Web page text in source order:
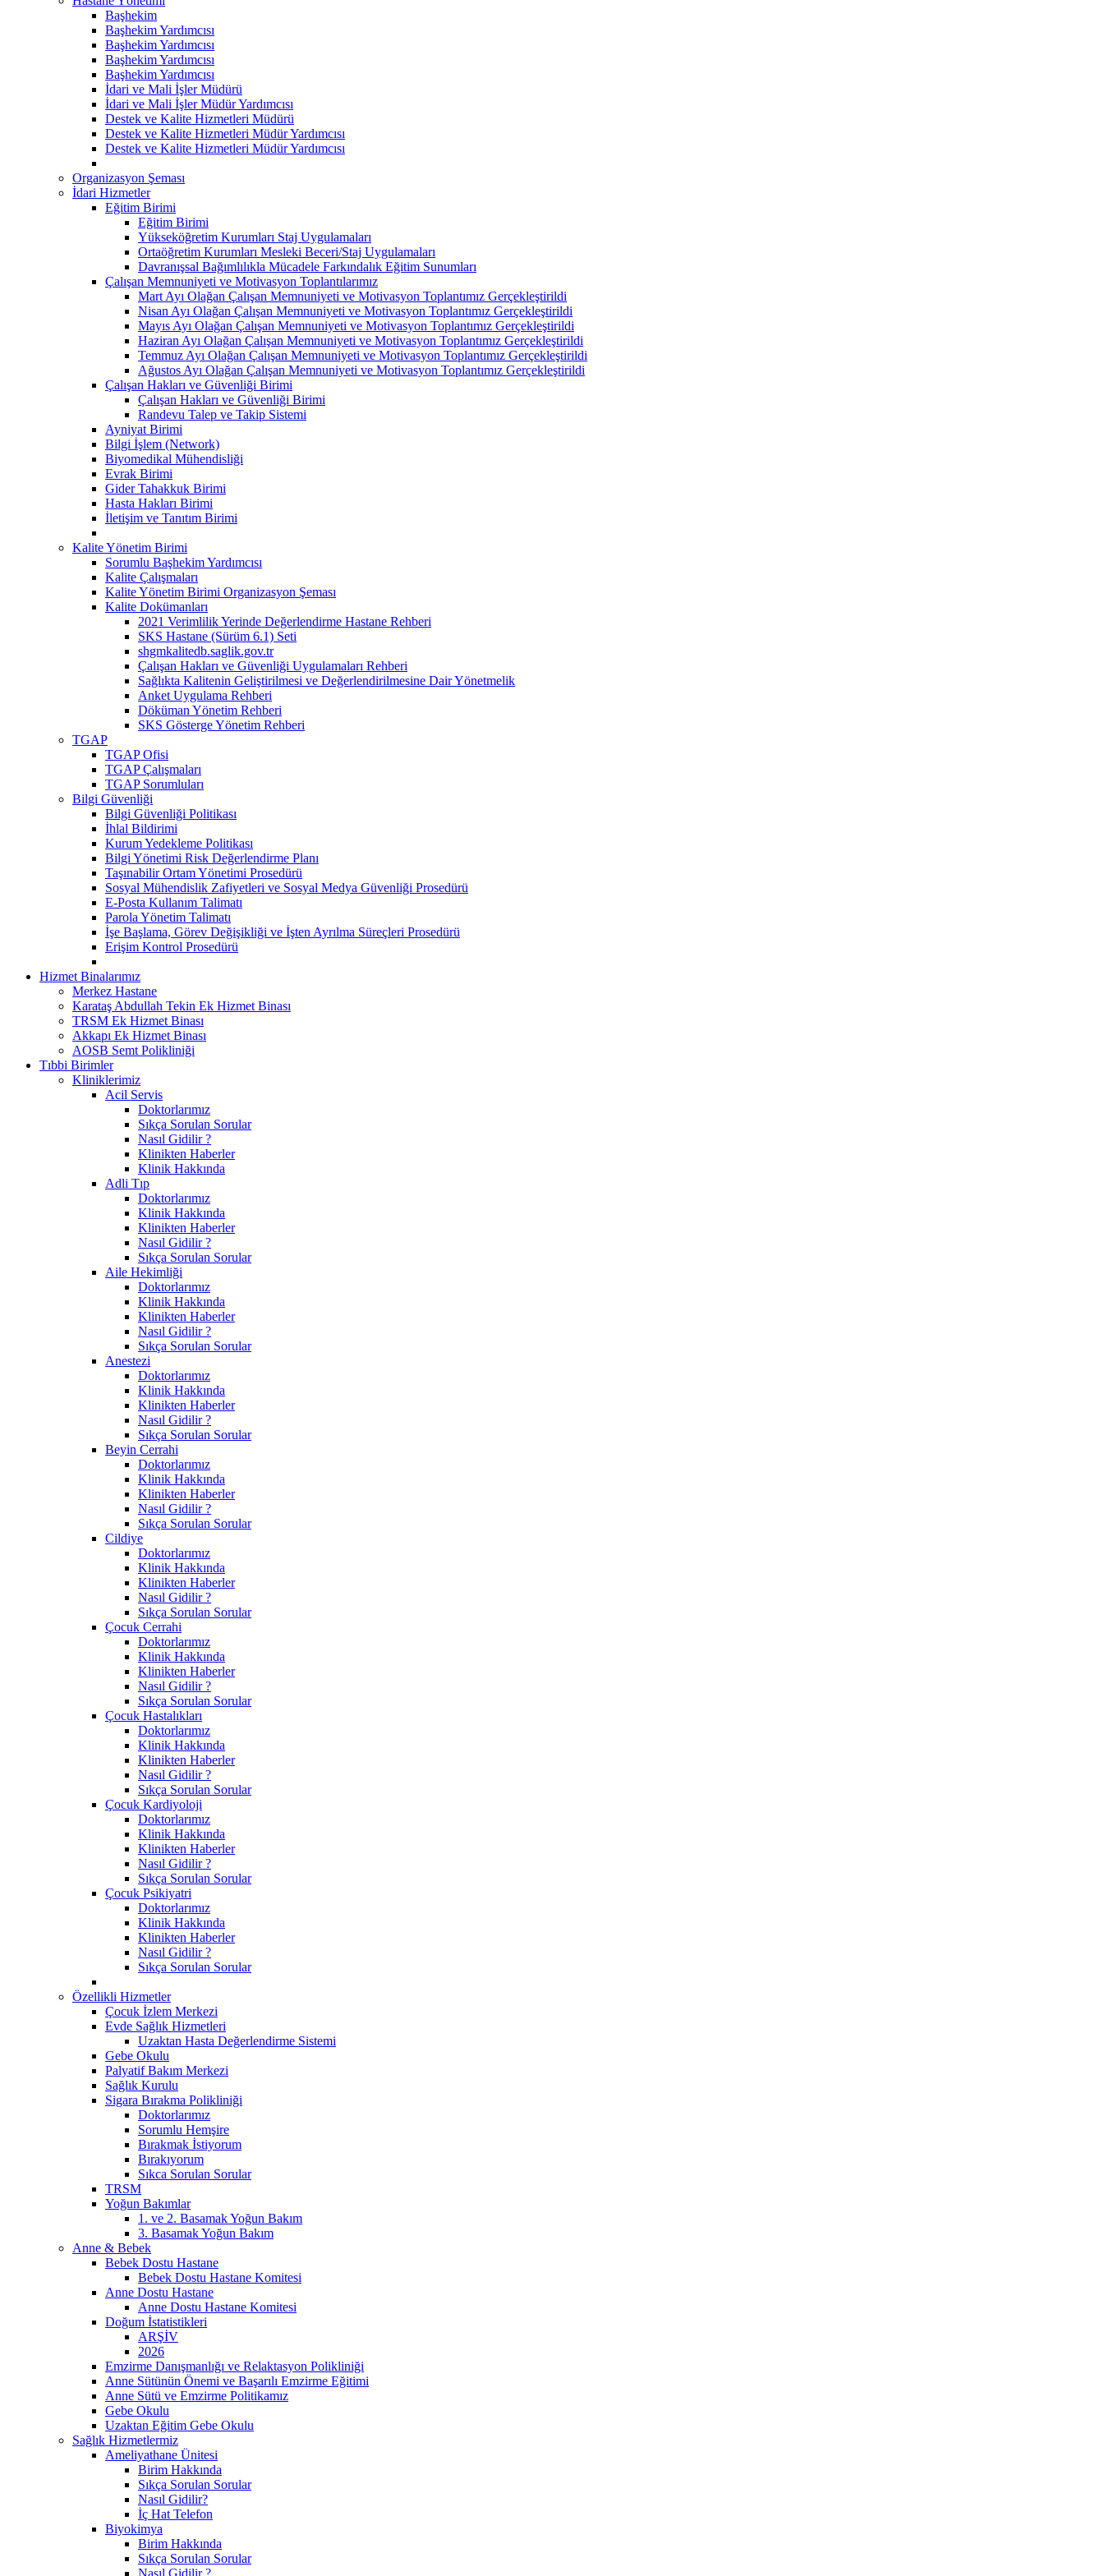
Başhekim
Başhekim Yardımcısı
Başhekim Yardımcısı
Başhekim Yardımcısı
Başhekim Yardımcısı
İdari ve Mali İşler Müdürü
İdari ve Mali İşler Müdür Yardımcısı
Destek ve Kalite Hizmetleri Müdürü
Destek ve Kalite Hizmetleri Müdür Yardımcısı
Destek ve Kalite Hizmetleri Müdür Yardımcısı
Organizasyon Şeması
İdari Hizmetler
Eğitim Birimi
Eğitim Birimi
Yükseköğretim Kurumları Staj Uygulamaları
Ortaöğretim Kurumları Mesleki Beceri/Staj Uygulamaları
Davranışsal Bağımlılıkla Mücadele Farkındalık Eğitim Sunumları
Çalışan Memnuniyeti ve Motivasyon Toplantılarımız
Mart Ayı Olağan Çalışan Memnuniyeti ve Motivasyon Toplantımız Gerçekleştirildi
Nisan Ayı Olağan Çalışan Memnuniyeti ve Motivasyon Toplantımız Gerçekleştirildi
Mayıs Ayı Olağan Çalışan Memnuniyeti ve Motivasyon Toplantımız Gerçekleştirildi
Haziran Ayı Olağan Çalışan Memnuniyeti ve Motivasyon Toplantımız Gerçekleştirildi
Temmuz Ayı Olağan Çalışan Memnuniyeti ve Motivasyon Toplantımız Gerçekleştirildi
Ağustos Ayı Olağan Çalışan Memnuniyeti ve Motivasyon Toplantımız Gerçekleştirildi
Çalışan Hakları ve Güvenliği Birimi
Çalışan Hakları ve Güvenliği Birimi
Randevu Talep ve Takip Sistemi
Ayniyat Birimi
Bilgi İşlem (Network)
Biyomedikal Mühendisliği
Evrak Birimi
Gider Tahakkuk Birimi
Hasta Hakları Birimi
İletişim ve Tanıtım Birimi
Kalite Yönetim Birimi
Sorumlu Başhekim Yardımcısı
Kalite Çalışmaları
Kalite Yönetim Birimi Organizasyon Şeması
Kalite Dokümanları
2021 Verimlilik Yerinde Değerlendirme Hastane Rehberi
SKS Hastane (Sürüm 6.1) Seti
shgmkalitedb.saglik.gov.tr
Çalışan Hakları ve Güvenliği Uygulamaları Rehberi
Sağlıkta Kalitenin Geliştirilmesi ve Değerlendirilmesine Dair Yönetmelik
Anket Uygulama Rehberi
Döküman Yönetim Rehberi
SKS Gösterge Yönetim Rehberi
TGAP
TGAP Ofisi
TGAP Çalışmaları
TGAP Sorumluları
Bilgi Güvenliği
Bilgi Güvenliği Politikası
İhlal Bildirimi
Kurum Yedekleme Politikası
Bilgi Yönetimi Risk Değerlendirme Planı
Taşınabilir Ortam Yönetimi Prosedürü
Sosyal Mühendislik Zafiyetleri ve Sosyal Medya Güvenliği Prosedürü
E-Posta Kullanım Talimatı
Parola Yönetim Talimatı
İşe Başlama, Görev Değişikliği ve İşten Ayrılma Süreçleri Prosedürü
Erişim Kontrol Prosedürü
Hizmet Binalarımız
Merkez Hastane
Karataş Abdullah Tekin Ek Hizmet Binası
TRSM Ek Hizmet Binası
Akkapı Ek Hizmet Binası
AOSB Semt Polikliniği
Tıbbi Birimler
Kliniklerimiz
Acil Servis
Doktorlarımız
Sıkça Sorulan Sorular
Nasıl Gidilir ?
Klinikten Haberler
Klinik Hakkında
Adli Tıp
Doktorlarımız
Klinik Hakkında
Klinikten Haberler
Nasıl Gidilir ?
Sıkça Sorulan Sorular
Aile Hekimliği
Doktorlarımız
Klinik Hakkında
Klinikten Haberler
Nasıl Gidilir ?
Sıkça Sorulan Sorular
Anestezi
Doktorlarımız
Klinik Hakkında
Klinikten Haberler
Nasıl Gidilir ?
Sıkça Sorulan Sorular
Beyin Cerrahi
Doktorlarımız
Klinik Hakkında
Klinikten Haberler
Nasıl Gidilir ?
Sıkça Sorulan Sorular
Cildiye
Doktorlarımız
Klinik Hakkında
Klinikten Haberler
Nasıl Gidilir ?
Sıkça Sorulan Sorular
Çocuk Cerrahi
Doktorlarımız
Klinik Hakkında
Klinikten Haberler
Nasıl Gidilir ?
Sıkça Sorulan Sorular
Çocuk Hastalıkları
Doktorlarımız
Klinik Hakkında
Klinikten Haberler
Nasıl Gidilir ?
Sıkça Sorulan Sorular
Çocuk Kardiyoloji
Doktorlarımız
Klinik Hakkında
Klinikten Haberler
Nasıl Gidilir ?
Sıkça Sorulan Sorular
Çocuk Psikiyatri
Doktorlarımız
Klinik Hakkında
Klinikten Haberler
Nasıl Gidilir ?
Sıkça Sorulan Sorular
Özellikli Hizmetler
Çocuk İzlem Merkezi
Evde Sağlık Hizmetleri
Uzaktan Hasta Değerlendirme Sistemi
Gebe Okulu
Palyatif Bakım Merkezi
Sağlık Kurulu
Sigara Bırakma Polikliniği
Doktorlarımız
Sorumlu Hemşire
Bırakmak İstiyorum
Bırakıyorum
Sıkca Sorulan Sorular
TRSM
Yoğun Bakımlar
1. ve 2. Basamak Yoğun Bakım
3. Basamak Yoğun Bakım
Anne & Bebek
Bebek Dostu Hastane
Bebek Dostu Hastane Komitesi
Anne Dostu Hastane
Anne Dostu Hastane Komitesi
Doğum İstatistikleri
ARŞİV
2026
Emzirme Danışmanlığı ve Relaktasyon Polikliniği
Anne Sütünün Önemi ve Başarılı Emzirme Eğitimi
Anne Sütü ve Emzirme Politikamız
Gebe Okulu
Uzaktan Eğitim Gebe Okulu
Sağlık Hizmetlermiz
Ameliyathane Ünitesi
Birim Hakkında
Sıkça Sorulan Sorular
Nasıl Gidilir?
İç Hat Telefon
Biyokimya
Birim Hakkında
Sıkça Sorulan Sorular
Nasıl Gidilir ?